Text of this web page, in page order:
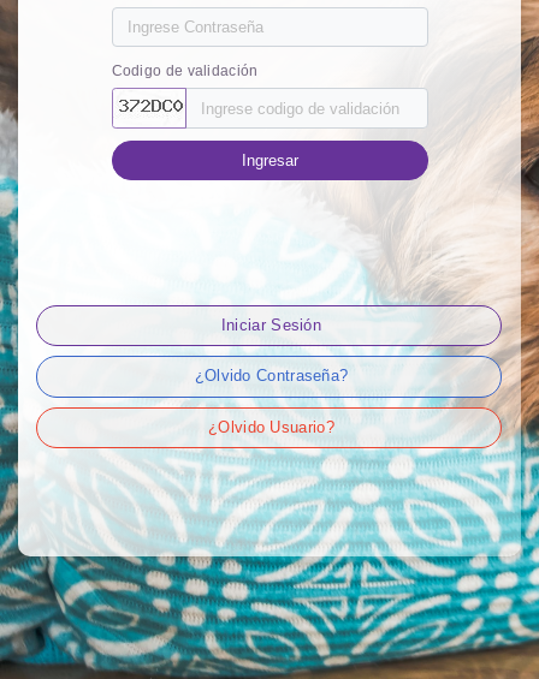
Codigo de validación
Ingresar
Iniciar Sesión
¿Olvido Contraseña?
¿Olvido Usuario?